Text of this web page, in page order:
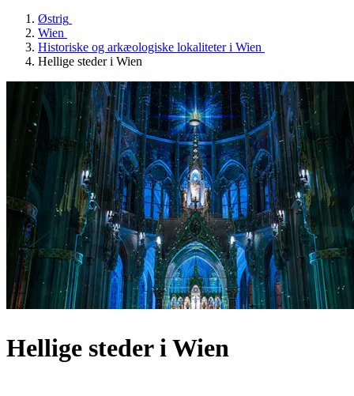
Østrig
Wien
Historiske og arkæologiske lokaliteter i Wien
Hellige steder i Wien
Hellige steder i Wien